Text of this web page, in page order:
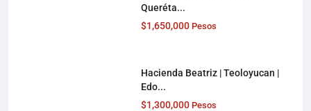
Queréta...
$1,650,000 Pesos
Hacienda Beatriz | Teoloyucan |
Edo...
$1,300,000 Pesos